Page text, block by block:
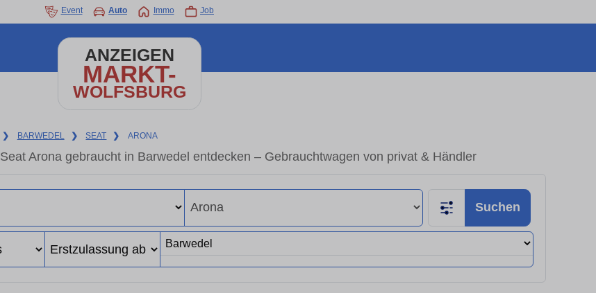
Event Auto Immo Job
ANZEIGEN
MARKT-
WOLFSBURG
❯ BARWEDEL ❯ SEAT ❯ ARONA
Seat Arona gebraucht in Barwedel entdecken – Gebrauchtwagen von privat & Händler
Suchen